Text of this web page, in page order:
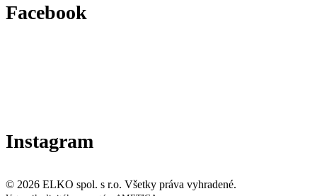
Facebook
Instagram
© 2026 ELKO spol. s r.o. Všetky práva vyhradené.